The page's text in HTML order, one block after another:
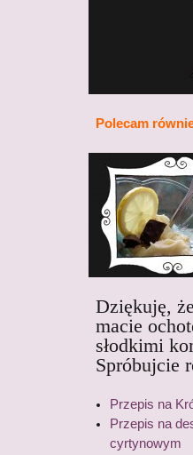
Polecam
Dziękuję,
macie
słodkimi
Spróbujcie
Przepis na
Przepis na
cyrtynowym